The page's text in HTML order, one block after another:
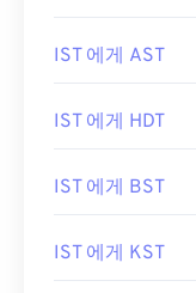
IST 에게 AST
IST 에게 HDT
IST 에게 BST
IST 에게 KST